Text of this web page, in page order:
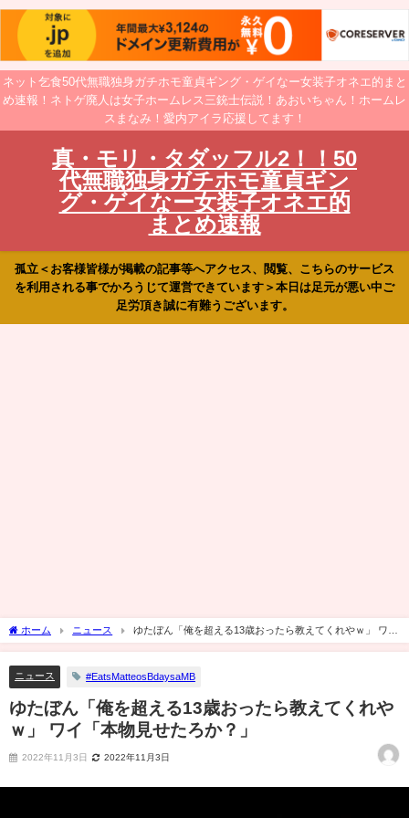
ネット乞食50代無職独身ガチホモ童貞ギング・ゲイなー女装子オネエ的まと
め速報！ネトゲ廃人は女子ホームレス三銃士伝説！あおいちゃん！ホームレ
スまなみ！愛内アイラ応援してます！
真・モリ・タダッフル2！！50
代無職独身ガチホモ童貞ギン
グ・ゲイなー女装子オネエ的
まとめ速報
孤立＜お客様皆様が掲載の記事等へアクセス、閲覧、こちらのサービス
を利用される事でかろうじて運営できています＞本日は足元が悪い中ご
足労頂き誠に有難うございます。
ホーム ニュース
ゆたぼん「俺を超える13歳おったら教えてくれやｗ」 ワイ
「本物見せたろか？」
ニュース #EatsMatteosBdaysaMB
ゆたぼん「俺を超える13歳おったら教えてくれや
ｗ」 ワイ「本物見せたろか？」
2022年11月3日 2022年11月3日